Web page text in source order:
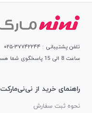
تلفن پشتیبانی : ۳۷۷۴۲۲۴۴-۰۲۵
ساعت 8 الی 15 پاسخگوی شما هستیم
راهنمای خرید از نی‌نی‌مارکت
نحوه ثبت سفارش